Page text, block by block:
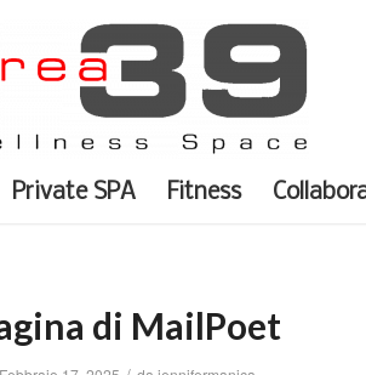
Private SPA Fitness
di MailPoet